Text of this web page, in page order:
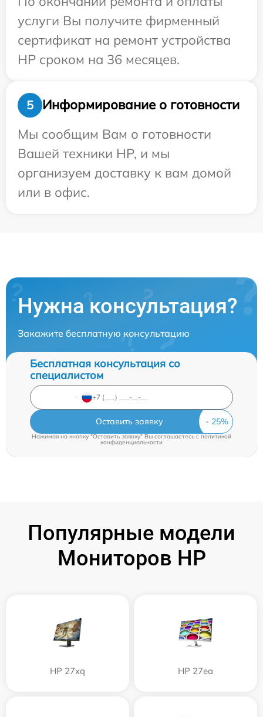
услуги Вы получите фирменный
сертификат на ремонт устройства
HP сроком на 36 месяцев.
5
Информирование о готовности
Мы сообщим Вам о готовности
Вашей техники HP, и мы
организуем доставку к вам домой
или в офис.
Нужна консультация?
Закажите бесплатную консультацию
Бесплатная консультация со
специалистом
Оставить заявку
Нажимая на кнопку "Оставить заявку" Вы соглашаетесь cполитикой
конфиденциальности
Популярные модели
Мониторов HP
HP 27xq HP 27ea